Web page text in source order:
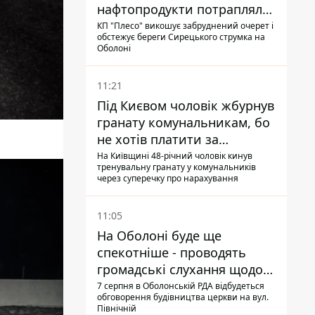
нафтопродукти потрапляли
до озер
КП "Плесо" викошує забруднений очерет і
обстежує береги Сирецького струмка на
Оболоні
11:21
Під Києвом чоловік жбурнув
гранату комунальникам, бо
не хотів платити за
квитанціями
На Київщині 48-річний чоловік кинув
тренувальну гранату у комунальників
через суперечку про нарахування
11:05
На Оболоні буде ще
спекотніше - проводять
громадські слухання щодо
храму УГКЦ на Північній
7 серпня в Оболонській РДА відбудеться
обговорення будівництва церкви на вул.
Північній